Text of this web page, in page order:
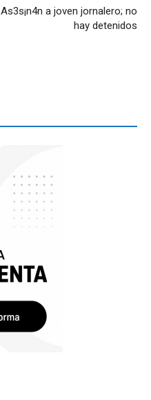
As3s¡n4n a joven jornalero; no
hay detenidos